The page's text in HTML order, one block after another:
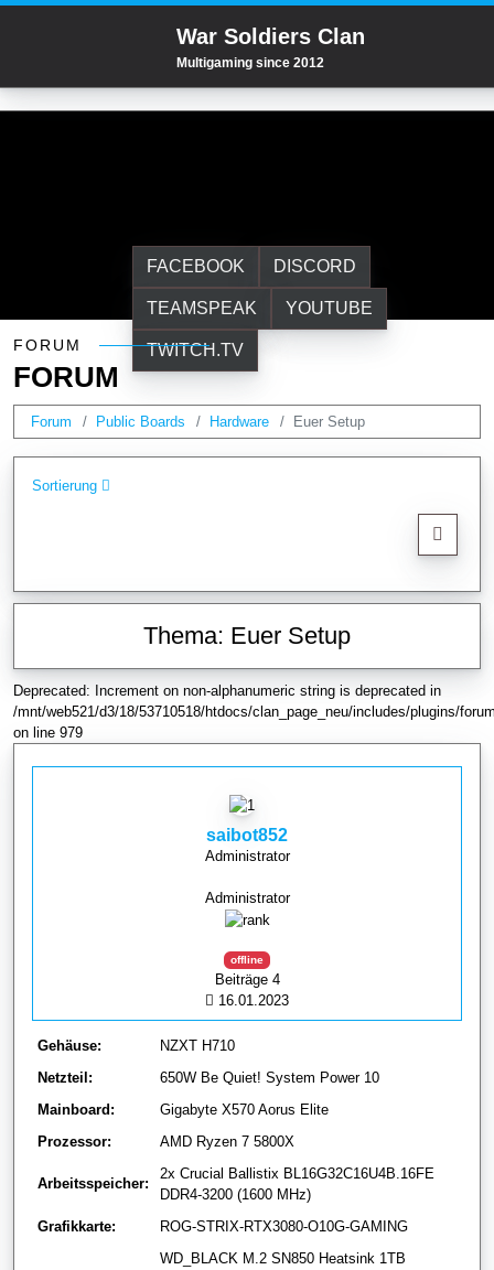
War Soldiers Clan
Multigaming since 2012
FACEBOOK DISCORD
TEAMSPEAK YOUTUBE
TWITCH.TV
FORUM
FORUM
Forum Public Boards Hardware Euer Setup
Sortierung
Thema: Euer Setup
Deprecated: Increment on non-alphanumeric string is deprecated in
/mnt/web521/d3/18/53710518/htdocs/clan_page_neu/includes/plugins/
on line 979
saibot852
Administrator
Administrator
offline
Beiträge 4
16.01.2023
Gehäuse:
NZXT H710
Netzteil:
650W Be Quiet! System Power 10
Mainboard:
Gigabyte X570 Aorus Elite
Prozessor:
AMD Ryzen 7 5800X
Arbeitsspeicher:
2x Crucial Ballistix BL16G32C16U4B.16FE
DDR4-3200 (1600 MHz)
Grafikkarte:
ROG-STRIX-RTX3080-O10G-GAMING
WD_BLACK M.2 SN850 Heatsink 1TB